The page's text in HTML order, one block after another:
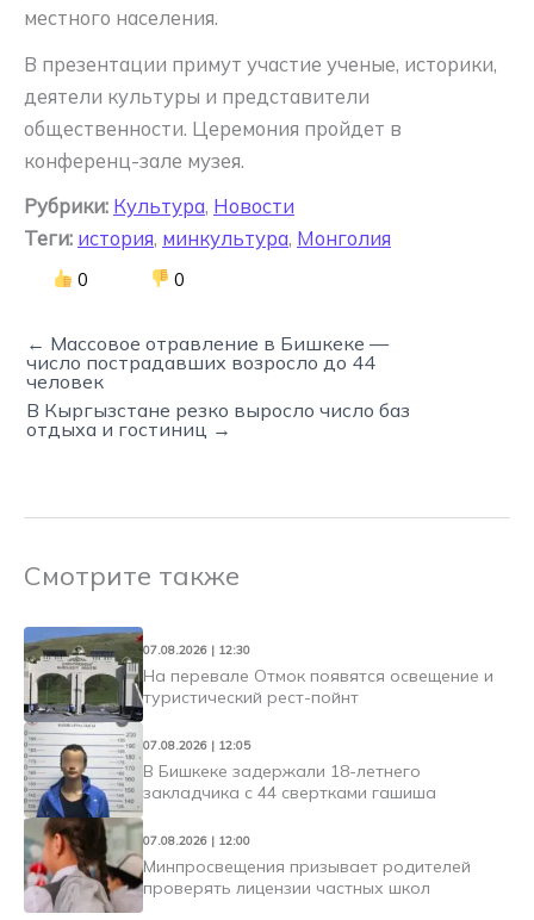
местного населения.
В презентации примут участие ученые, историки,
деятели культуры и представители
общественности. Церемония пройдет в
конференц-зале музея.
Рубрики: Культура, Новости
Теги: история, минкультура, Монголия
0 0
← Массовое отравление в Бишкеке —
число пострадавших возросло до 44
человек
В Кыргызстане резко выросло число баз
отдыха и гостиниц →
Смотрите также
07.08.2026 | 12:30
На перевале Отмок появятся освещение и
туристический рест-пойнт
07.08.2026 | 12:05
В Бишкеке задержали 18-летнего
закладчика с 44 свертками гашиша
07.08.2026 | 12:00
Минпросвещения призывает родителей
проверять лицензии частных школ